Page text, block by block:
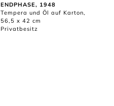
ENDPHASE, 1948
Tempera und Öl auf Karton,
56,5 x 42 cm
Privatbesitz